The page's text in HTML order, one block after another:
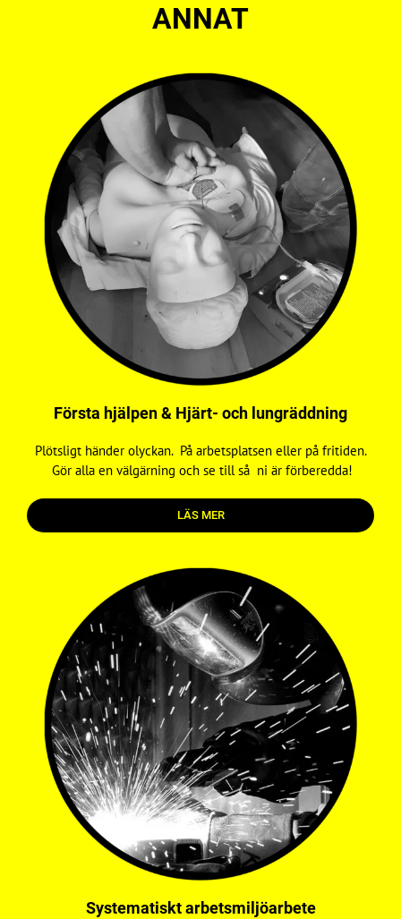
ANNAT
Första hjälpen & Hjärt- och lungräddning
Plötsligt händer olyckan. På arbetsplatsen eller på fritiden.
Gör alla en välgärning och se till så ni är förberedda!
LÄS MER
Systematiskt arbetsmiljöarbete